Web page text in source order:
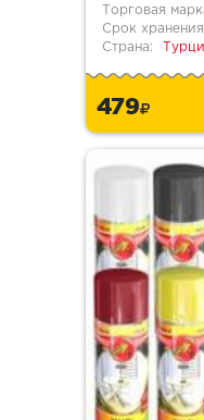
Торговая
Срок
Страна:
479